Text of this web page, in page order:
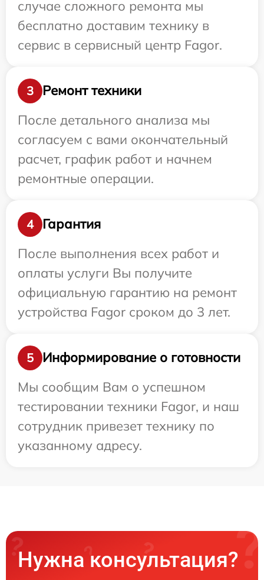
случае сложного ремонта мы
бесплатно доставим технику в
сервис в сервисный центр Fagor.
3
Ремонт техники
После детального анализа мы
согласуем с вами окончательный
расчет, график работ и начнем
ремонтные операции.
4
Гарантия
После выполнения всех работ и
оплаты услуги Вы получите
официальную гарантию на ремонт
устройства Fagor сроком до 3 лет.
5
Информирование о готовности
Мы сообщим Вам о успешном
тестировании техники Fagor, и наш
сотрудник привезет технику по
указанному адресу.
Нужна консультация?